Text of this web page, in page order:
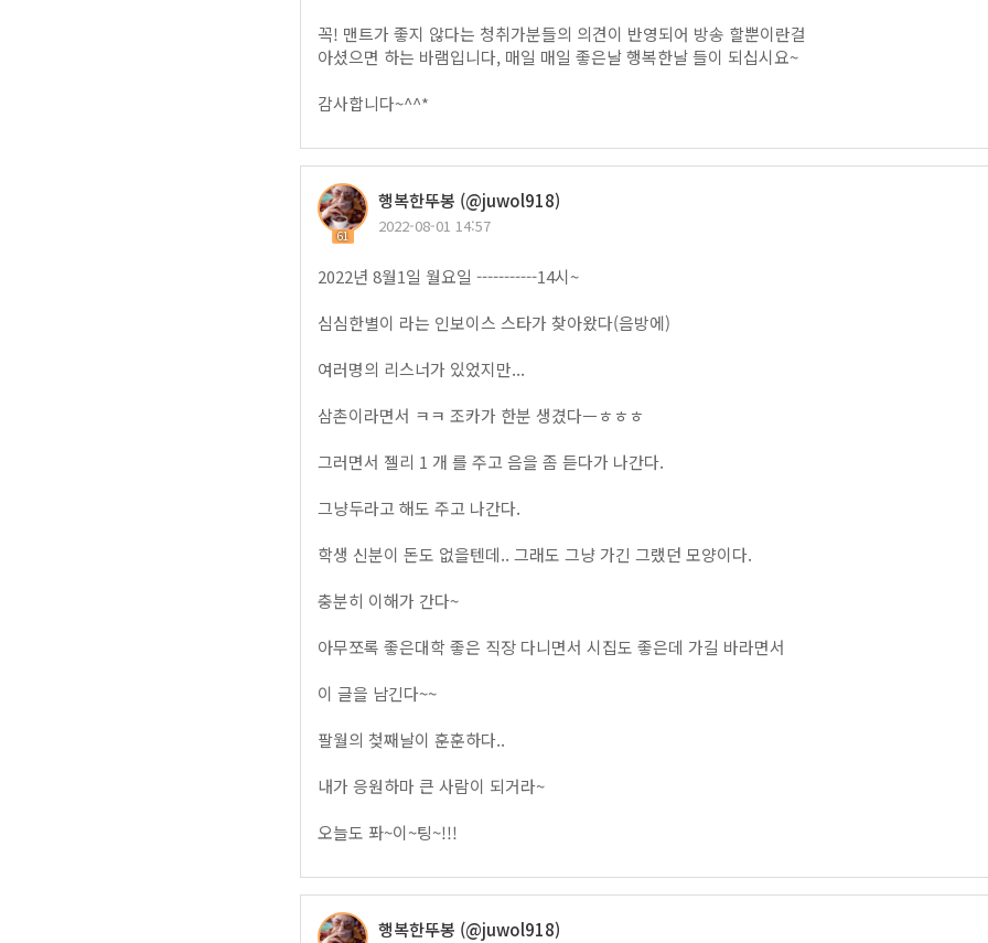
꼭! 맨트가 좋지 않다는 청취가분들의 의견이 반영되어 방송 할뿐이란걸
아셨으면 하는 바램입니다, 매일 매일 좋은날 행복한날 들이 되십시요~
감사합니다~^^*
61
행복한뚜봉 (@juwol918)
2022-08-01 14:57
2022년 8월1일 월요일 -----------14시~
심심한별이 라는 인보이스 스타가 찾아왔다(음방에)
여러명의 리스너가 있었지만...
삼촌이라면서 ㅋㅋ 조카가 한분 생겼다ㅡㅎㅎㅎ
그러면서 젤리 1 개 를 주고 음을 좀 듣다가 나간다.
그냥두라고 해도 주고 나간다.
학생 신분이 돈도 없을텐데.. 그래도 그냥 가긴 그랬던 모양이다.
충분히 이해가 간다~
아무쪼록 좋은대학 좋은 직장 다니면서 시집도 좋은데 가길 바라면서
이 글을 남긴다~~
팔월의 첮째날이 훈훈하다..
내가 응원하마 큰 사람이 되거라~
오늘도 퐈~이~팅~!!!
행복한뚜봉 (@juwol918)